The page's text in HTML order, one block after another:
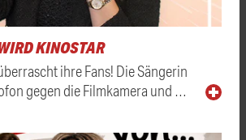
KINOSTAR
ihre Fans! Die Sängerin
gegen die Filmkamera und …